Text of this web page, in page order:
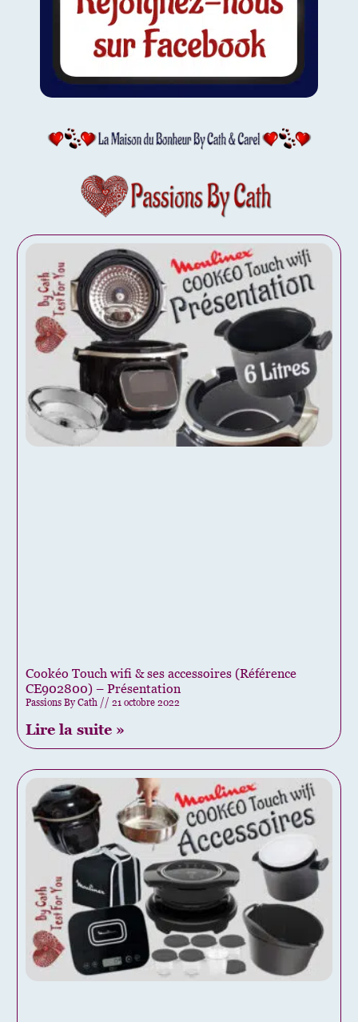
Cookéo Touch wifi & ses accessoires (Référence
CE902800) – Présentation
Passions By Cath 21 octobre 2022
Lire la suite »